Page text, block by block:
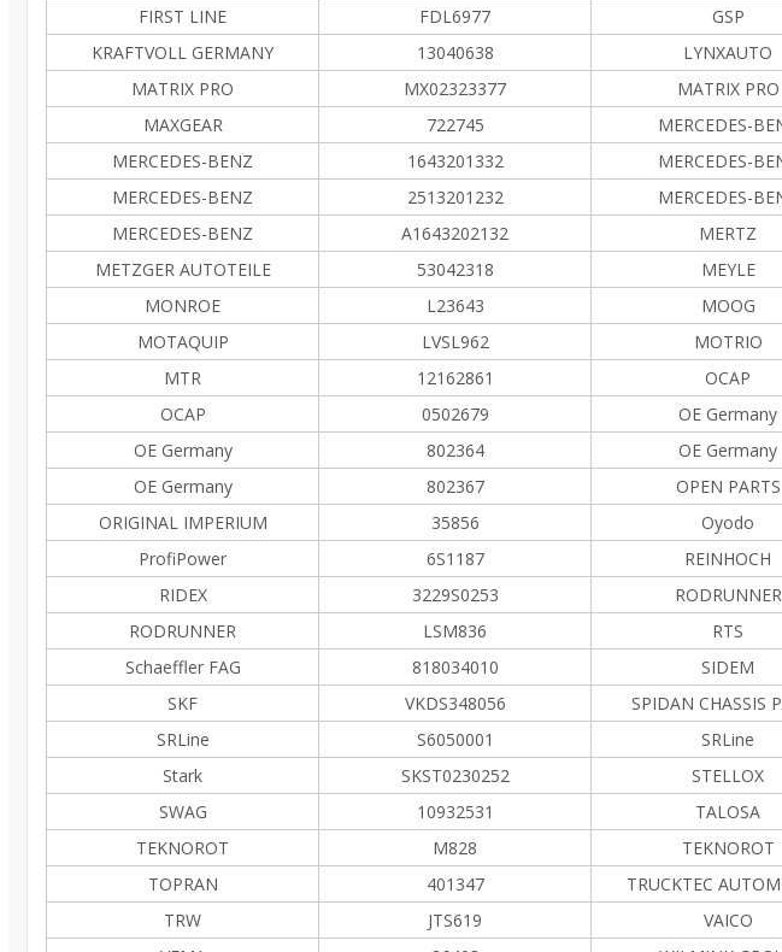
FIRST LINE
FDL6977 GSP
KRAFTVOLL GERMANY
13040638 LYNXAUTO
MATRIX PRO
MX02323377 MATRIX PRO
MAXGEAR
722745 MERCEDES-
MERCEDES-BENZ
1643201332 MERCEDES-
MERCEDES-BENZ
2513201232 MERCEDES-
MERCEDES-BENZ
A1643202132 MERTZ
METZGER AUTOTEILE
53042318 MEYLE
MONROE
L23643 MOOG
MOTAQUIP
LVSL962 MOTRIO
MTR
12162861 OCAP
OCAP
0502679 OE Germany
OE Germany
802364 OE Germany
OE Germany
802367 OPEN PARTS
ORIGINAL IMPERIUM
35856 Oyodo
ProfiPower
6S1187 REINHOCH
RIDEX
3229S0253 RODRUNNER
RODRUNNER
LSM836 RTS
Schaeffler FAG
818034010 SIDEM
SKF
VKDS348056 SPIDAN CHASSIS
SRLine
S6050001 SRLine
Stark
SKST0230252 STELLOX
SWAG
10932531 TALOSA
TEKNOROT
M828 TEKNOROT
TOPRAN
401347 TRUCKTEC
TRW
JTS619 VAICO